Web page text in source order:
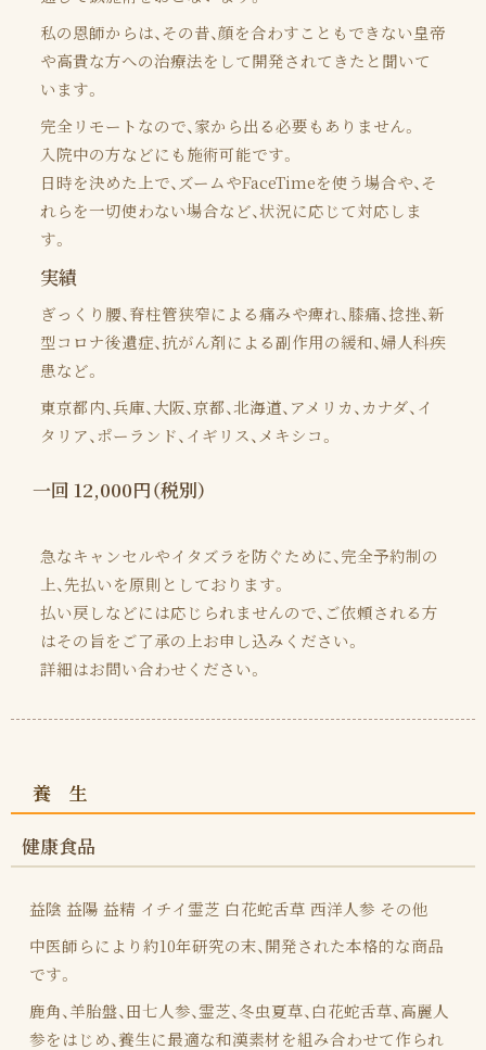
私の恩師からは、その昔、顔を合わすこともできない皇帝
や高貴な方への治療法をして開発されてきたと聞いて
います。
完全リモートなので、家から出る必要もありません。
入院中の方などにも施術可能です。
日時を決めた上で、ズームやFaceTimeを使う場合や、そ
れらを一切使わない場合など、状況に応じて対応しま
す。
実績
ぎっくり腰、脊柱管狭窄による痛みや痺れ、膝痛、捻挫、新
型コロナ後遺症、抗がん剤による副作用の緩和、婦人科疾
患など。
東京都内、兵庫、大阪、京都、北海道、アメリカ、カナダ、イ
タリア、ポーランド、イギリス、メキシコ。
一回 12,000円（税別）
急なキャンセルやイタズラを防ぐために、完全予約制の
上、先払いを原則としております。
払い戻しなどには応じられませんので、ご依頼される方
はその旨をご了承の上お申し込みください。
詳細はお問い合わせください。
養 生
健康食品
益陰 益陽 益精 イチイ霊芝 白花蛇舌草 西洋人参 その他
中医師らにより約10年研究の末、開発された本格的な商品
です。
鹿角、羊胎盤、田七人参、霊芝、冬虫夏草、白花蛇舌草、高麗人
参をはじめ、養生に最適な和漢素材を組み合わせて作られ